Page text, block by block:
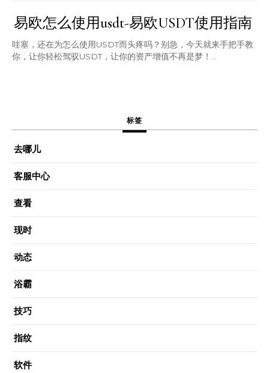
易欧怎么使用usdt-易欧USDT使用指南
哇塞，还在为怎么使用USDT而头疼吗？别急，今天就来手把手教
你，让你轻松驾驭USDT，让你的资产增值不再是梦！...
标签
去哪儿
客服中心
查看
现时
动态
浴霸
技巧
指纹
软件